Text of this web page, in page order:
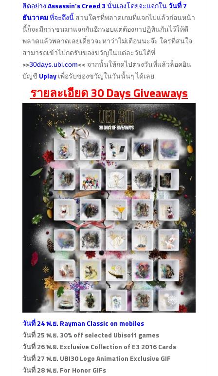
ฮิตอย่างAssassin’s Creed 3นั่นเองโดยจะแจกในวันที่ 7
ธันวาคมที่จะถึงนี้ส่วนใครที่พลาดเกมที่แจกไปแล้วก่อนหน้า
นี้ก็จะมีการขนมาแจกกันอีกรอบแต่ต้องกาปฏิทินกันไว้ให้ดี
พลาดแล้วพลาดเลยเดี๋ยวจะหาว่าไม่เตือนนะจ๊ะ ใครที่สนใจ
สามารถเข้าไปกดรับของขวัญในแต่ละวันได้ที่
>>30days.ubi.com<< จากนั้นให้กดไปตรงวันที่แล้วล็อคอิน
บัญชี Uplayเพื่อรับของขวัญในวันนั้นๆ ได้เลย
รายละเอียด 30 Days Giveaways
วันที่ 24 พ.ย. Rayman Classic on mobiles
วันที่ 25 พ.ย. 30% off selected Ubisoft games
วันที่ 26 พ.ย. Exclusive Collection of E3 2016 Cards
วันที่ 27 พ.ย. UBI30 Logo Animation Exclusive GIF
วันที่ 28 พ.ย. For Honor GIFs